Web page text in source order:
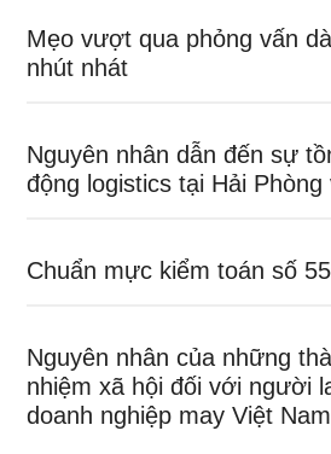
Mẹo vượt qua phỏng vấn
nhút nhát
Nguyên nhân dẫn đến sự
động logistics tại Hải
Chuẩn mực kiểm toán số
Nguyên nhân của những
nhiệm xã hội đối với người
doanh nghiệp may Việt Nam